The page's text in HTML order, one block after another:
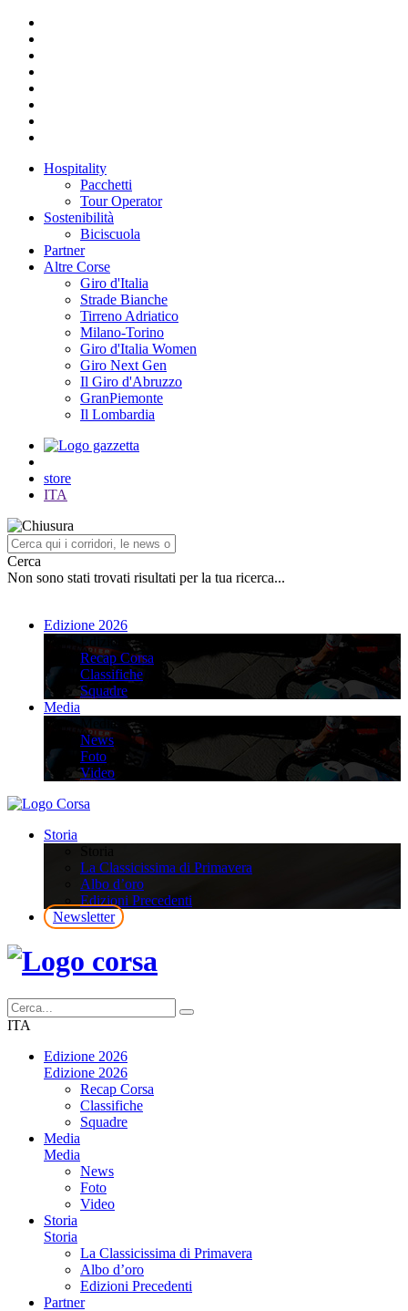
Hospitality
Pacchetti
Tour Operator
Sostenibilità
Biciscuola
Partner
Altre Corse
Giro d'Italia
Strade Bianche
Tirreno Adriatico
Milano-Torino
Giro d'Italia Women
Giro Next Gen
Il Giro d'Abruzzo
GranPiemonte
Il Lombardia
store
ITA
Cerca
Non sono stati trovati risultati per la tua ricerca...
Edizione 2026
Edizione 2026
Recap Corsa
Classifiche
Squadre
Media
Media
News
Foto
Video
Storia
La Classicissima di Primavera
Albo d’oro
Edizioni Precedenti
Newsletter
ITA
Edizione 2026
Edizione 2026
Recap Corsa
Classifiche
Squadre
Media
Media
News
Foto
Video
Storia
Storia
La Classicissima di Primavera
Albo d’oro
Edizioni Precedenti
Partner